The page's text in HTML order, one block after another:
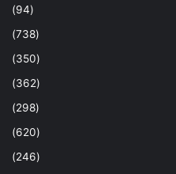
(94)
(738)
(350)
(362)
(298)
(620)
(246)